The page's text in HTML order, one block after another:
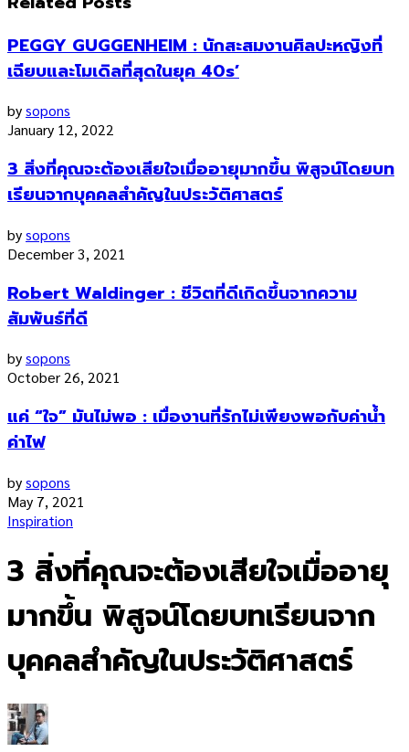
PEGGY GUGGENHEIM : นักสะสมงานศิลปะหญิงที่
เฉียบและโมเดิลที่สุดในยุค 40s’
bysopons
January 12, 2022
3 สิ่งที่คุณจะต้องเสียใจเมื่ออายุมากขึ้น พิสูจน์โดยบท
เรียนจากบุคคลสำคัญในประวัติศาสตร์
bysopons
December 3, 2021
Robert Waldinger : ชีวิตที่ดีเกิดขึ้นจากความ
สัมพันธ์ที่ดี
bysopons
October 26, 2021
แค่ “ใจ” มันไม่พอ : เมื่องานที่รักไม่เพียงพอกับค่าน้ำ
ค่าไฟ
bysopons
May 7, 2021
Inspiration
3 สิ่งที่คุณจะต้องเสียใจเมื่ออายุ
มากขึ้น พิสูจน์โดยบทเรียนจาก
บุคคลสำคัญในประวัติศาสตร์